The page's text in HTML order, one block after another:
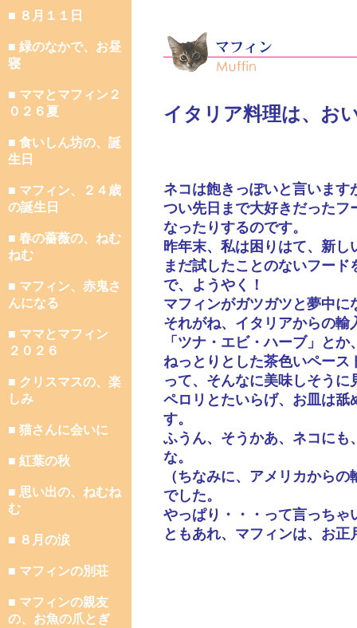
■ ８月１１日
■ 緑のなかで、お昼
寝
■ ママとマフィン２
０２６夏
■ 食いしん坊の、誕
生日
■ マフィン、２４歳
の誕生日
■ 春の薔薇の、ねむ
ねむ
■ マフィン、赤鬼さ
んになる
■ ママとマフィン
２０２６
■ クリスマスの、楽
しみ
■ 猫さんに会いに
■ 紅葉の秋
■ 思い出の、ねむね
む
■ ８月の涙
■ マフィンの別荘
■ マフィンの親友
の、お魚の爪とぎ
イタリア料理は、お
ネコは飽きっぽいと言いま
つい先日まで大好きだったフ
なったりするのです。
昨年末、私は困りはて、新
まだ試したことのないフー
で、ようやく！
マフィンがガツガツと夢中
それがね、イタリアからの輸
「ツナ・エビ・ハーブ」と
ねっとりとした茶色いペー
って、そんなに美味しそうに
ペロリとたいらげ、お皿は舐
す。
ふうん、そうかあ、ネコにも
な。
（ちなみに、アメリカから
でした。
やっぱり・・・って言っちゃ
ともあれ、マフィンは、お